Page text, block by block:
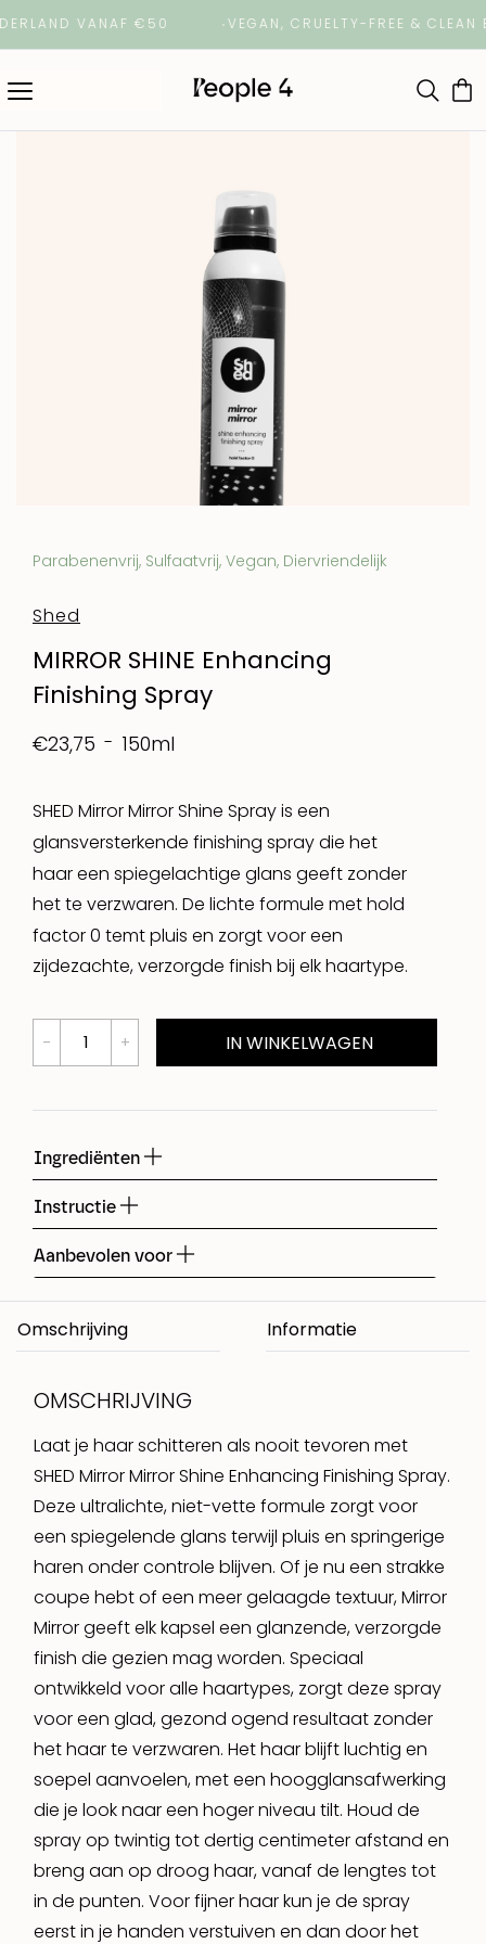
VANAF €50 VEGAN, CRUELTY-FREE & CLEAN
Parabenenvrij, Sulfaatvrij, Vegan, Diervriendelijk
Shed
MIRROR SHINE Enhancing
Finishing Spray
€23,75 150ml
SHED Mirror Mirror Shine Spray is een
glansversterkende finishing spray die het
haar een spiegelachtige glans geeft zonder
het te verzwaren. De lichte formule met hold
factor 0 temt pluis en zorgt voor een
zijdezachte, verzorgde finish bij elk haartype.
Ingrediënten
Instructie
Aanbevolen voor
IN WINKELWAGEN
Omschrijving
OMSCHRIJVING
Laat je haar schitteren als nooit tevoren met
SHED Mirror Mirror Shine Enhancing Finishing Spray.
Deze ultralichte, niet-vette formule zorgt voor
een spiegelende glans terwijl pluis en springerige
haren onder controle blijven. Of je nu een strakke
coupe hebt of een meer gelaagde textuur, Mirror
Mirror geeft elk kapsel een glanzende, verzorgde
finish die gezien mag worden. Speciaal
ontwikkeld voor alle haartypes, zorgt deze spray
voor een glad, gezond ogend resultaat zonder
het haar te verzwaren. Het haar blijft luchtig en
soepel aanvoelen, met een hoogglansafwerking
die je look naar een hoger niveau tilt. Houd de
spray op twintig tot dertig centimeter afstand en
breng aan op droog haar, vanaf de lengtes tot
in de punten. Voor fijner haar kun je de spray
eerst in je handen verstuiven en dan door het